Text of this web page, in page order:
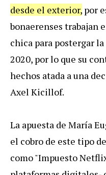
desde el exterior, por
bonaerenses trabajan
chica para postergar
2020, por lo que su
hechos atada a una
Axel Kicillof.
La apuesta de María
el cobro de este tipo
como "Impuesto